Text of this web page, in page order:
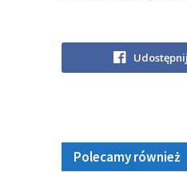
Udostępnij
Polecamy również